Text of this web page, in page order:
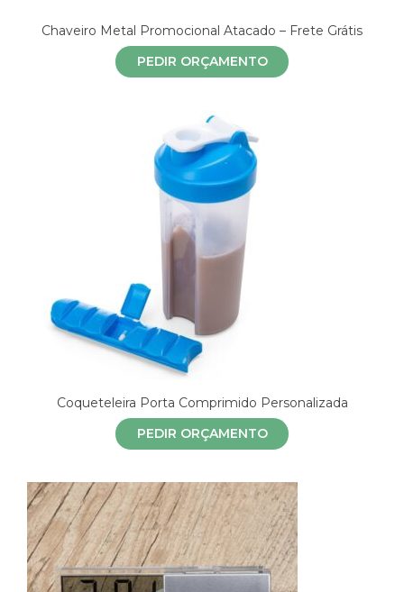
Chaveiro Metal Promocional Atacado – Frete Grátis
PEDIR ORÇAMENTO
Coqueteleira Porta Comprimido Personalizada
PEDIR ORÇAMENTO